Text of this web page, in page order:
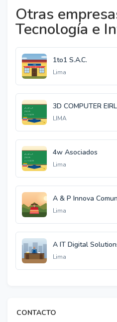
Otras
Tecnología e
1to1 S.A.C.
Lima
3D COMPUTER EIRL
LIMA
4w Asociados
Lima
A & P Innova
Lima
A IT Digital
Lima
CONTACTO